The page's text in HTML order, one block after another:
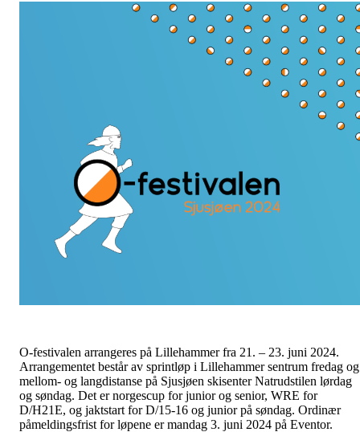
O-festivalen arrangeres på Lillehammer fra 21. – 23. juni 2024.
Arrangementet består av sprintløp i Lillehammer sentrum fredag og
mellom- og langdistanse på Sjusjøen skisenter Natrudstilen lørdag
og søndag. Det er norgescup for junior og senior, WRE for
D/H21E, og jaktstart for D/15-16 og junior på søndag. Ordinær
påmeldingsfrist for løpene er mandag 3. juni 2024 på Eventor.